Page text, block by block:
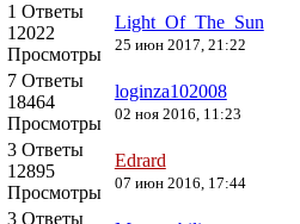
1 Ответы
12022
Просмотры
Light_Of_The_Sun
25 июн 2017, 21:22
7 Ответы
18464
Просмотры
loginza102008
02 ноя 2016, 11:23
3 Ответы
12895
Просмотры
Edrard
07 июн 2016, 17:44
3 Ответы